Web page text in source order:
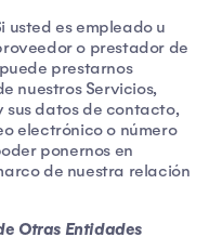
usted es empleado u
o prestador de
prestarnos
nuestros Servicios,
sus datos de contacto,
electrónico o número
ponernos en
de nuestra relación
Otras Entidades